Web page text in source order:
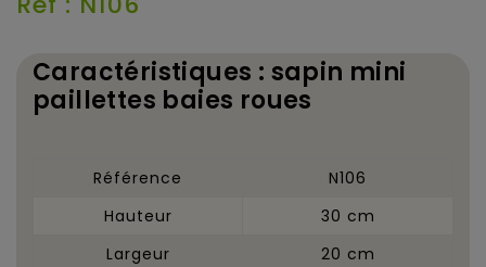
Caractéristiques : sapin mini
paillettes baies roues
Référence
N106
Hauteur
30 cm
Largeur
20 cm